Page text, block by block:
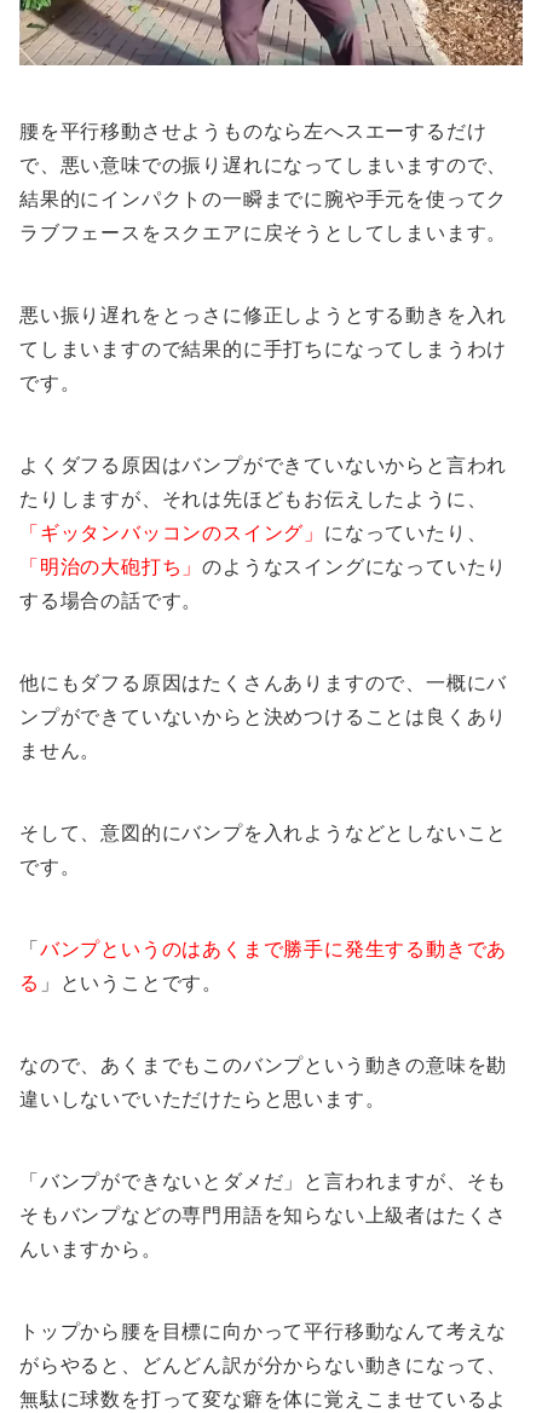
腰を平行移動させようものなら左へスエーするだけ
で、悪い意味での振り遅れになってしまいますので、
結果的にインパクトの一瞬までに腕や手元を使ってク
ラブフェースをスクエアに戻そうとしてしまいます。
悪い振り遅れをとっさに修正しようとする動きを入れ
てしまいますので結果的に手打ちになってしまうわけ
です。
よくダフる原因はバンプができていないからと言われ
たりしますが、それは先ほどもお伝えしたように、
「ギッタンバッコンのスイング」 になっていたり、
「明治の大砲打ち」のようなスイングになっていたり
する場合の話です。
他にもダフる原因はたくさんありますので、一概にバ
ンプができていないからと決めつけることは良くあり
ません。
そして、意図的にバンプを入れようなどとしないこと
です。
「バンプというのはあくまで勝手に発生する動きであ
る 」ということです。
なので、あくまでもこのバンプという動きの意味を勘
違いしないでいただけたらと思います。
「バンプができないとダメだ」と言われますが、そも
そもバンプなどの専門用語を知らない上級者はたくさ
んいますから。
トップから腰を目標に向かって平行移動なんて考えな
がらやると、どんどん訳が分からない動きになって、
無駄に球数を打って変な癖を体に覚えこませているよ